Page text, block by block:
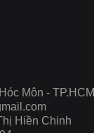
Môn - TP.HCM
Hiền Chinh